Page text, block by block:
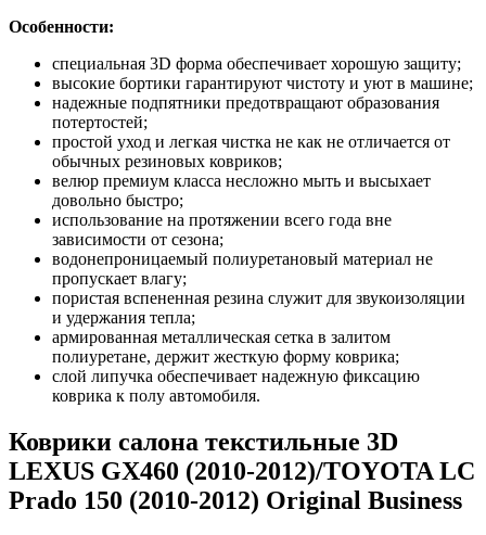
Особенности:
специальная 3D форма обеспечивает хорошую защиту;
высокие бортики гарантируют чистоту и уют в машине;
надежные подпятники предотвращают образования
потертостей;
простой уход и легкая чистка не как не отличается от
обычных резиновых ковриков;
велюр премиум класса несложно мыть и высыхает
довольно быстро;
использование на протяжении всего года вне
зависимости от сезона;
водонепроницаемый полиуретановый материал не
пропускает влагу;
пористая вспененная резина служит для звукоизоляции
и удержания тепла;
армированная металлическая сетка в залитом
полиуретане, держит жесткую форму коврика;
слой липучка обеспечивает надежную фиксацию
коврика к полу автомобиля.
Коврики салона текстильные 3D
LEXUS GX460 (2010-2012)/TOYOTA LC
Prado 150 (2010-2012) Original Business